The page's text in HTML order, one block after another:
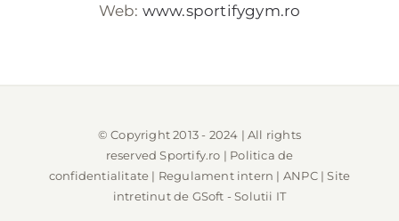
Web: www.sportifygym.ro
© Copyright 2013 - 2024 | All rights
reservedSportify.ro | Politica de
confidentialitate | Regulament intern | ANPC| Site
intretinut de GSoft - Solutii IT